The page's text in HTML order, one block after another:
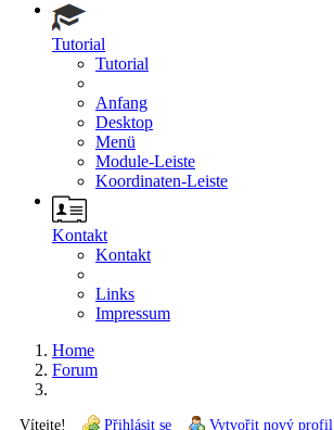
Tutorial
Tutorial
Anfang
Desktop
Menü
Module-Leiste
Koordinaten-Leiste
Kontakt
Kontakt
Links
Impressum
Home
Forum
Vítejte! Přihlásit se Vytvořit nový profil